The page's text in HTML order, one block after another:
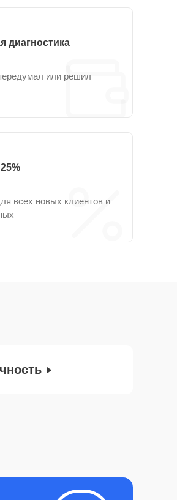
диагностика
или решил
всех новых клиентов и